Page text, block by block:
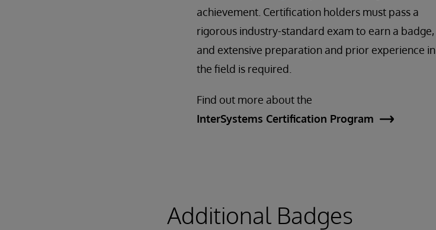
achievement. Certification holders must pass a
rigorous industry-standard exam to earn a badge,
and extensive preparation and prior experience in
the field is required.
Find out more about the
InterSystems Certification Program
Additional Badges